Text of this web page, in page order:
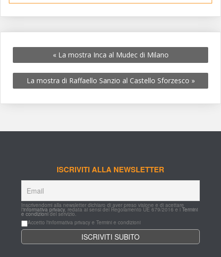
« La mostra Inca al Mudec di Milano
La mostra di Raffaello Sanzio al Castello Sforzesco »
ISCRIVITI ALLA NEWSLETTER
Inscrivendomi alla newsletter dichiaro di aver preso visione e di acettare
l'informativa privacy, redata ai sensi del Regolamento UE 679/2016 e i Termini
e condizioni del servizio.
Accetto l'informativa privacy e Termini e condizioni